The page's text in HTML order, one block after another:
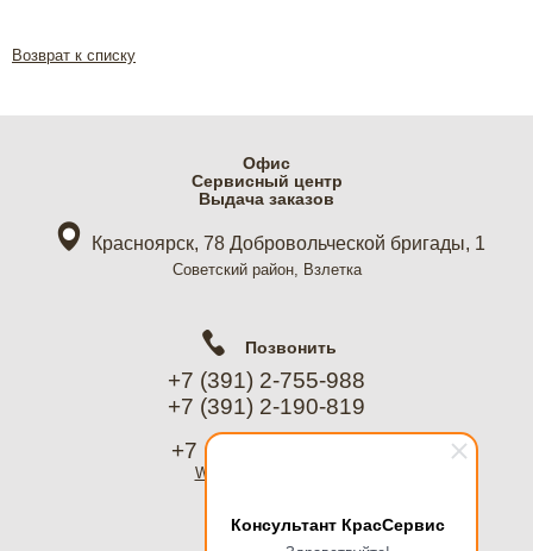
Консультант КрасСервис
Возврат к списку
Офис
Cервисный центр
Выдача заказов
Красноярск, 78 Добровольческой бригады, 1
Советский район, Взлетка
Позвонить
+7 (391) 2-755-988
+7 (391) 2-190-819
+7 (967) 612-8988
WhatsApp
Написать